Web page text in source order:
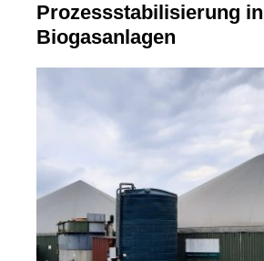
UNTERNEHMEN
BIOGAS-KALKULATOR
Prozessstabilisierung in
Biogasanlagen